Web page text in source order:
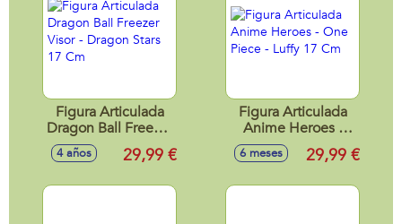
Figura Articulada
Dragon Ball Freezer
Visor - Dragon Stars
17 Cm
4 años 29,99 €
Figura Articulada
Anime Heroes -
One Piece - Luffy
17 Cm
6 meses 29,99 €